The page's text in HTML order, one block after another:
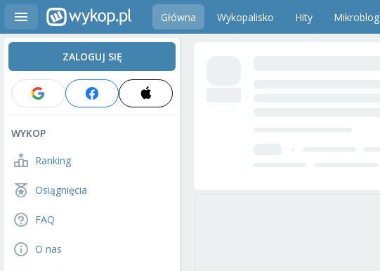
Główna Wykopalisko Hity Mikroblog
ZALOGUJ SIĘ
WYKOP
Ranking
Osiągnięcia
FAQ
O nas